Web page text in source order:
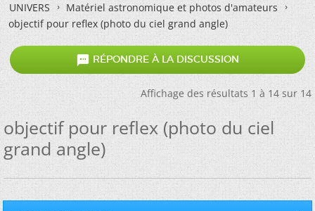
UNIVERS
Matériel astronomique et photos d'amateurs
objectif pour reflex (photo du ciel grand angle)
 RÉPONDRE À LA DISCUSSION
Affichage des résultats 1 à 14 sur 14
objectif pour reflex (photo du ciel
grand angle)